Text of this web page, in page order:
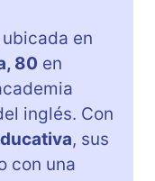
ubicada en
80 en
inglés. Con
, sus
con una